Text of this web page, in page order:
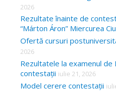
2026
Rezultate înainte de
“Márton Áron” Miercurea
Ofertă cursuri
2026
Rezultatele la examenul
contestații iulie 21, 2026
Model cerere contestații